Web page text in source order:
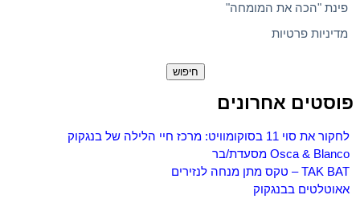
פינת "הכה את המומחה"
מדיניות פרטיות
פוסטים אחרונים
לחקור את סוי 11 בסוקומוויט: מרכז חיי הלילה של בנגקוק
Osca & Blanco מסעדת/בר
TAK BAT – טקס מתן מנחה לנזירים
אאוטלטים בבנגקוק